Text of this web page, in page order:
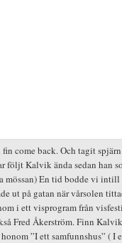
come back. Och tagit spjärn
följt Kalvik ända sedan han
mössan) En tid bodde vi intill
ut på gatan när vårsolen
i ett visprogram från
Fred Åkerström. Finn
”I ett samfunnshus” ( I